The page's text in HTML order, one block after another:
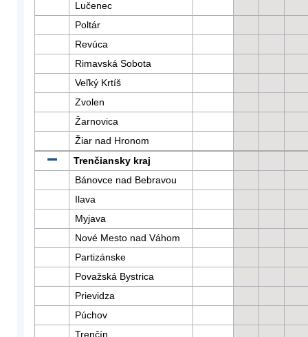
Lučenec
Poltár
Revúca
Rimavská Sobota
Veľký Krtíš
Zvolen
Žarnovica
Žiar nad Hronom
Trenčiansky kraj
Bánovce nad Bebravou
Ilava
Myjava
Nové Mesto nad Váhom
Partizánske
Považská Bystrica
Prievidza
Púchov
Trenčín